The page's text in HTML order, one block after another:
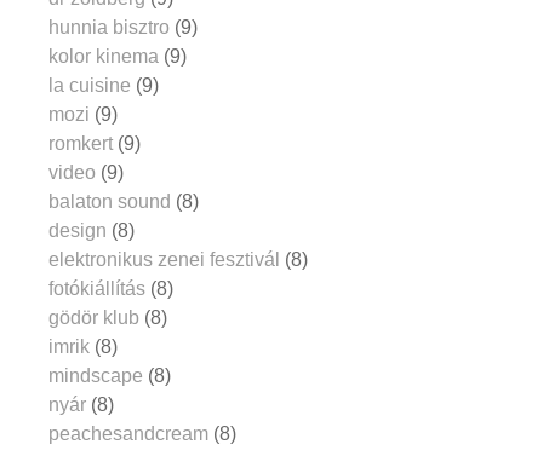
hunnia bisztro (9)
kolor kinema (9)
la cuisine (9)
mozi (9)
romkert (9)
video (9)
balaton sound (8)
design (8)
elektronikus zenei fesztivál (8)
fotókiállítás (8)
gödör klub (8)
imrik (8)
mindscape (8)
nyár (8)
peachesandcream (8)